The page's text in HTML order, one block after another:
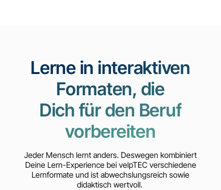
Lerne in interaktiven
Formaten, die
Dich für den Beruf
vorbereiten
Jeder Mensch lernt anders. Deswegen kombiniert
Deine Lern-Experience bei velpTEC verschiedene
Lernformate und ist abwechslungsreich sowie
didaktisch wertvoll.